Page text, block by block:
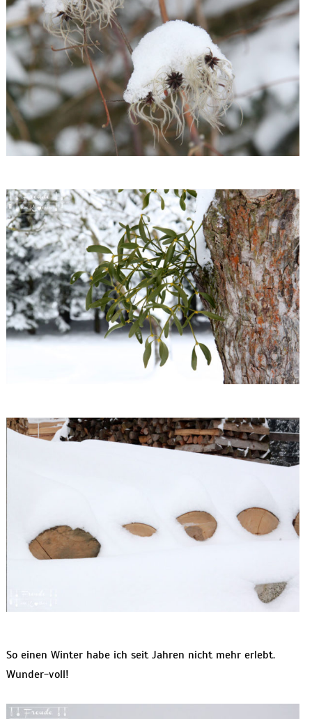
So einen Winter habe ich seit Jahren nicht mehr erlebt.
Wunder-voll!